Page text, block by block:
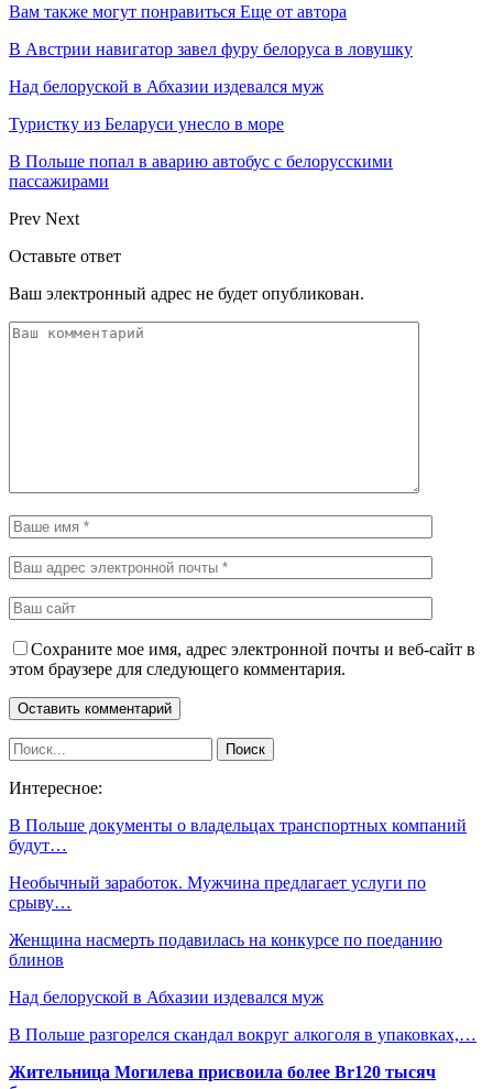
Вам также могут понравиться Еще от автора
В Австрии навигатор завел фуру белоруса в ловушку
Над белоруской в Абхазии издевался муж
Туристку из Беларуси унесло в море
В Польше попал в аварию автобус с белорусскими
пассажирами
Prev Next
Оставьте ответ
Ваш электронный адрес не будет опубликован.
Сохраните мое имя, адрес электронной почты и веб-сайт в
этом браузере для следующего комментария.
Интересное:
В Польше документы о владельцах транспортных компаний
будут…
Необычный заработок. Мужчина предлагает услуги по
срыву…
Женщина насмерть подавилась на конкурсе по поеданию
блинов
Над белоруской в Абхазии издевался муж
В Польше разгорелся скандал вокруг алкоголя в упаковках,…
Жительница Могилева присвоила более Br120 тысяч